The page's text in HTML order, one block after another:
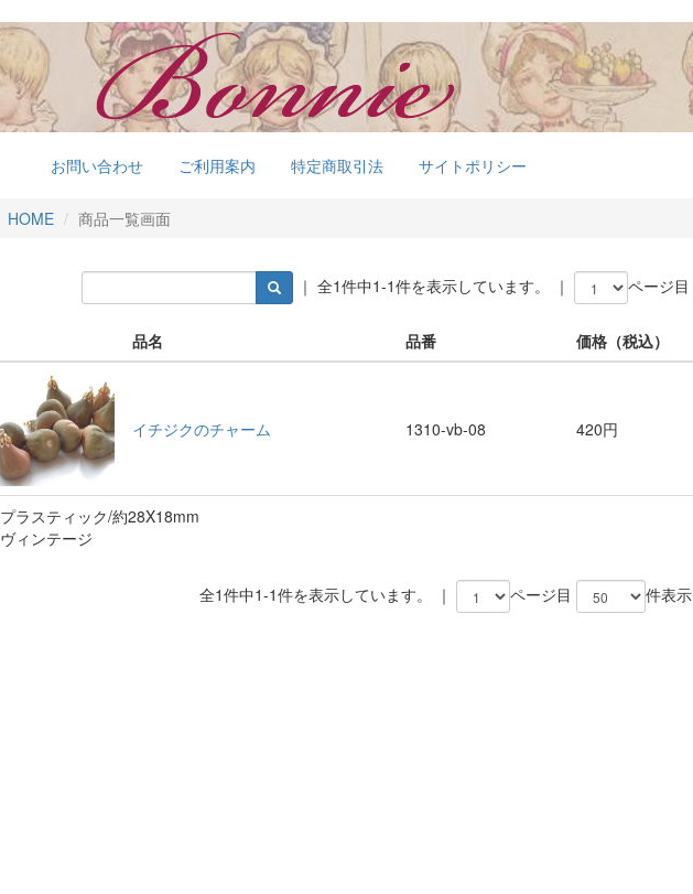
お問い合わせ ご利用案内 特定商取引法 サイトポリシー
HOME 商品一覧画面
｜ 全1件中1-1件を表示しています。 ｜ ページ目
品名 品番 価格 （税込）
イチジクのチャーム 1310-vb-08 420円
プラスティック/約28X18mm
ヴィンテージ
全1件中1-1件を表示しています。 ｜ ページ目 件表示